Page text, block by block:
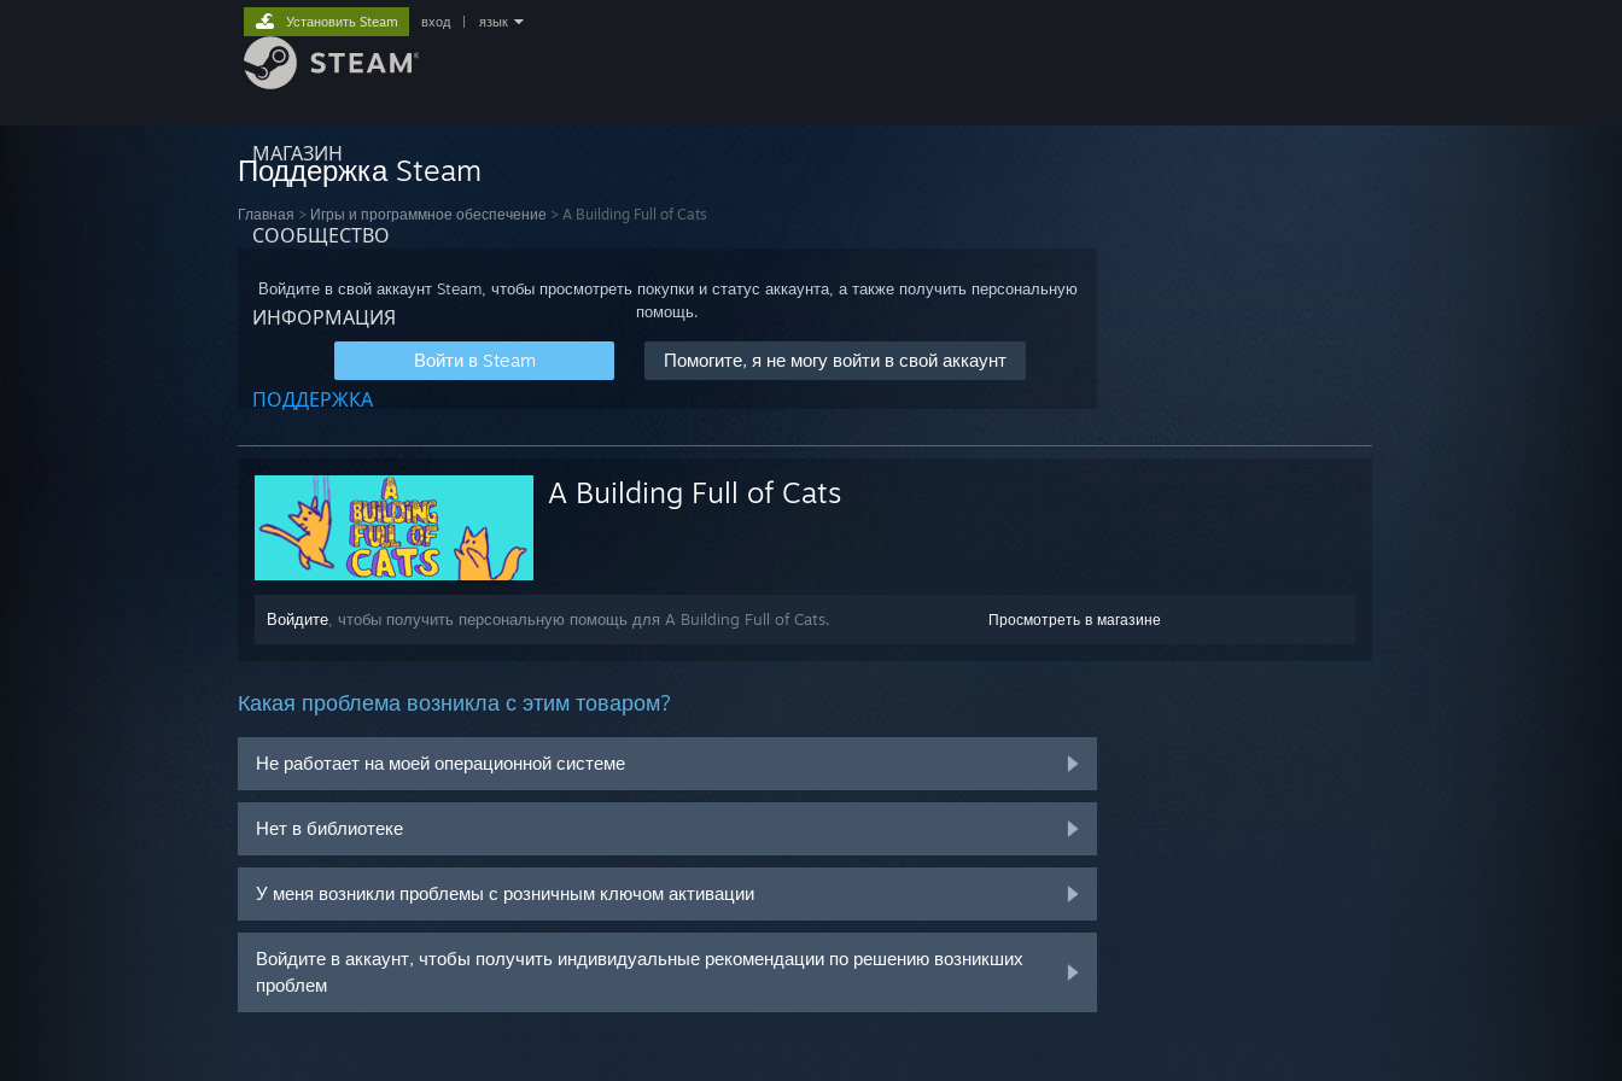
МАГАЗИН
СООБЩЕСТВО
ИНФОРМАЦИЯ
ПОДДЕРЖКА
Установить Steam вход язык
Поддержка Steam
Главная > Игры и программное обеспечение > A Building Full of Cats
Войдите в свой аккаунт Steam, чтобы просмотреть покупки и статус аккаунта, а также получить персональную
помощь.
Войти в Steam Помогите, я не могу войти в свой аккаунт
A Building Full of Cats
Просмотреть в магазине
Войдите , чтобы получить персональную помощь для A Building Full of Cats.
Какая проблема возникла с этим товаром?
Не работает на моей операционной системе
Нет в библиотеке
У меня возникли проблемы с розничным ключом активации
Войдите в аккаунт, чтобы получить индивидуальные рекомендации по решению возникших
проблем